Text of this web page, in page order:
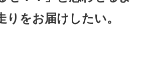
りをお届けしたい。